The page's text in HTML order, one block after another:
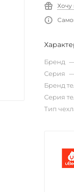
Хочу
Бренд
Серия
Бренд
Серия
Тип